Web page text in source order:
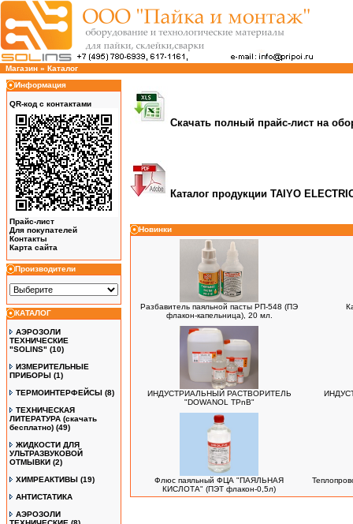
Магазин » Каталог
Информация
QR-код с контактами
Прайс-лист
Для покупателей
Контакты
Карта сайта
Производители
КАТАЛОГ
АЭРОЗОЛИ
ТЕХНИЧЕСКИЕ
"SOLINS" (10)
ИЗМЕРИТЕЛЬНЫЕ
ПРИБОРЫ (1)
ТЕРМОИНТЕРФЕЙСЫ (8)
ТЕХНИЧЕСКАЯ
ЛИТЕРАТУРА (скачать
бесплатно) (49)
ЖИДКОСТИ ДЛЯ
УЛЬТРАЗВУКОВОЙ
ОТМЫВКИ (2)
ХИМРЕАКТИВЫ (19)
АНТИСТАТИКА
АЭРОЗОЛИ
Скачать полный прайс-лист на
Каталог продукции TAIYO
Новинки
Разбавитель паяльной пасты РП-548 (ПЭ
флакон-капельница), 20 мл.
ИНДУСТРИАЛЬНЫЙ РАСТВОРИТЕЛЬ
"DOWANOL TPnB"
Флюс паяльный ФЦА "ПАЯЛЬНАЯ
КИСЛОТА" (ПЭТ флакон-0,5л)